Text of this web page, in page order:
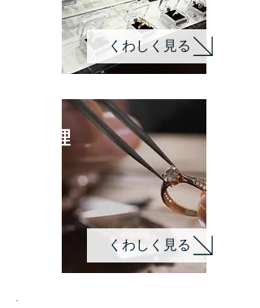
くわしく見る
修理
くわしく見る